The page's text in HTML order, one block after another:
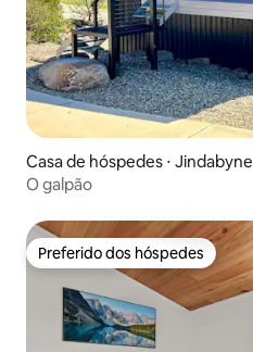
Casa de hóspedes ⋅ Jindabyne
O galpão
Preferido dos hóspedes
Preferido dos hóspedes